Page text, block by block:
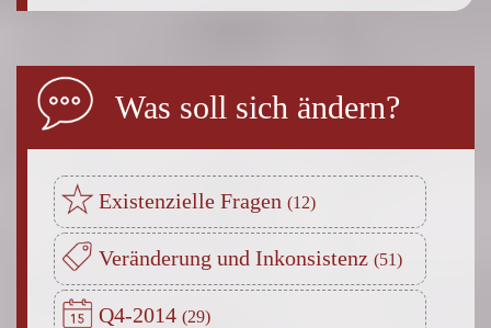
Was soll sich ändern?
Existenzielle Fragen
Veränderung und Inkonsistenz
Q4-2014